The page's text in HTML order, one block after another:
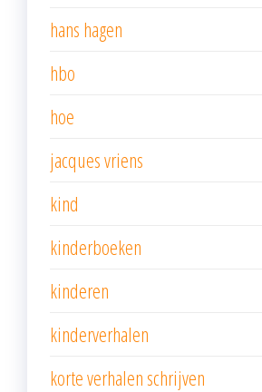
hans hagen
hbo
hoe
jacques vriens
kind
kinderboeken
kinderen
kinderverhalen
korte verhalen schrijven